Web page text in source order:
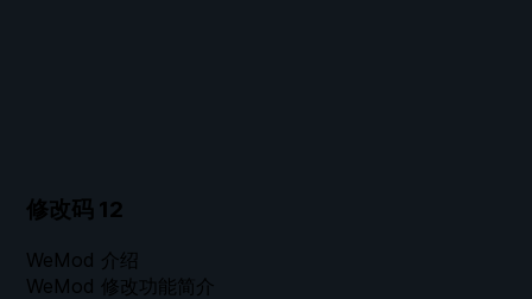
修改码 12
WeMod 介绍
WeMod 修改功能简介